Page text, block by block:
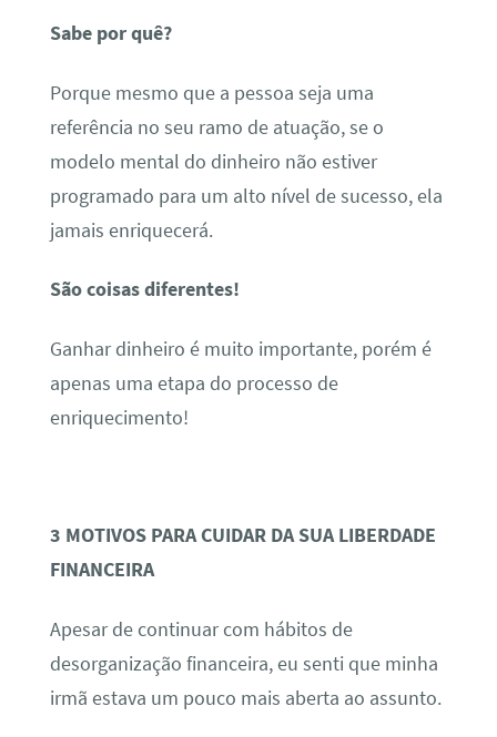
Sabe por quê?
Porque mesmo que a pessoa seja uma
referência no seu ramo de atuação, se o
modelo mental do dinheiro não estiver
programado para um alto nível de sucesso, ela
jamais enriquecerá.
São coisas diferentes!
Ganhar dinheiro é muito importante, porém é
apenas uma etapa do processo de
enriquecimento!
3 MOTIVOS PARA CUIDAR DA SUA LIBERDADE
FINANCEIRA
Apesar de continuar com hábitos de
desorganização financeira, eu senti que minha
irmã estava um pouco mais aberta ao assunto.